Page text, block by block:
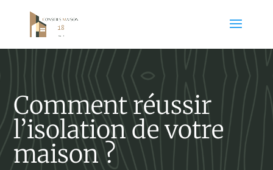
Comment réussir
l’isolation de votre
maison ?